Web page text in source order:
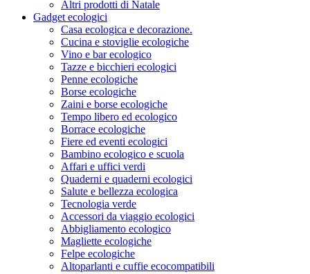
Altri prodotti di Natale
Gadget ecologici
Casa ecologica e decorazione.
Cucina e stoviglie ecologiche
Vino e bar ecologico
Tazze e bicchieri ecologici
Penne ecologiche
Borse ecologiche
Zaini e borse ecologiche
Tempo libero ed ecologico
Borrace ecologiche
Fiere ed eventi ecologici
Bambino ecologico e scuola
Affari e uffici verdi
Quaderni e quaderni ecologici
Salute e bellezza ecologica
Tecnologia verde
Accessori da viaggio ecologici
Abbigliamento ecologico
Magliette ecologiche
Felpe ecologiche
Altoparlanti e cuffie ecocompatibili